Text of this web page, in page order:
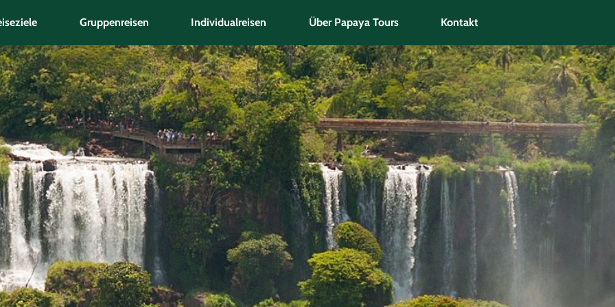
Gruppenreisen Individualreisen Über Papaya Tours Kontakt